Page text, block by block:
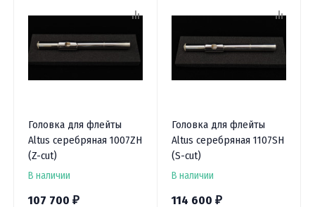
Головка для флейты
Altus серебряная 1007ZH
(Z-cut)
В наличии
107 700 ₽
Головка для флейты
Altus серебряная 1107SH
(S-cut)
В наличии
114 600 ₽